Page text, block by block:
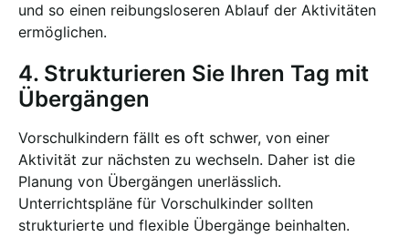
und so einen reibungsloseren Ablauf der Aktivitäten
ermöglichen.
4. Strukturieren Sie Ihren Tag mit
Übergängen
Vorschulkindern fällt es oft schwer, von einer
Aktivität zur nächsten zu wechseln. Daher ist die
Planung von Übergängen unerlässlich.
Unterrichtspläne für Vorschulkinder sollten
strukturierte und flexible Übergänge beinhalten.